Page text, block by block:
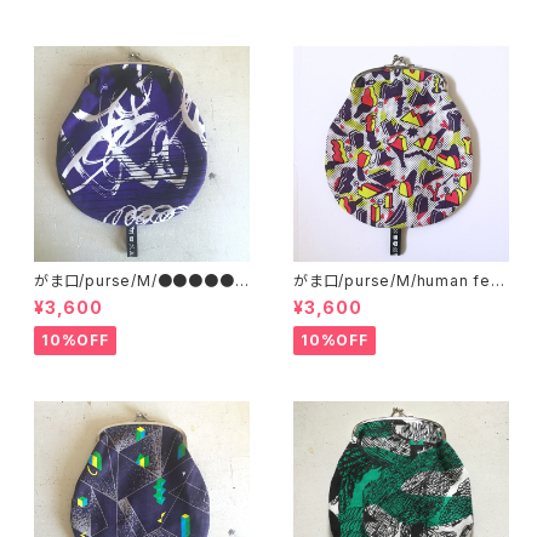
がま口/purse/M/●●●●●
●●●●
¥3,600
10%OFF
がま口/purse/M/human ferti
lizer
¥3,600
10%OFF